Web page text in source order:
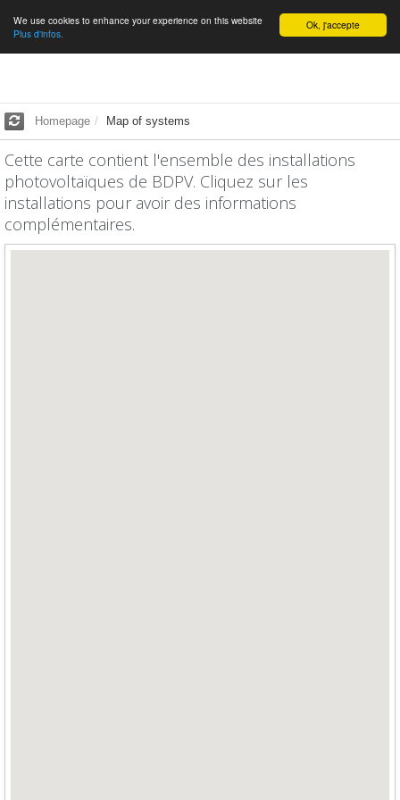
English Ok, j'accepte
We use cookies to enhance your experience on this website
Plus d'infos.
Homepage Map of systems
Cette carte contient l'ensemble des installations
photovoltaïques de BDPV. Cliquez sur les
installations pour avoir des informations
complémentaires.